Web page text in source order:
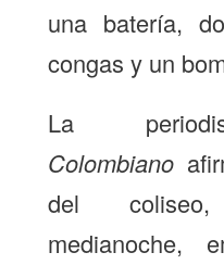
una batería,
congas y un
La
Colombiano
del
medianoche,